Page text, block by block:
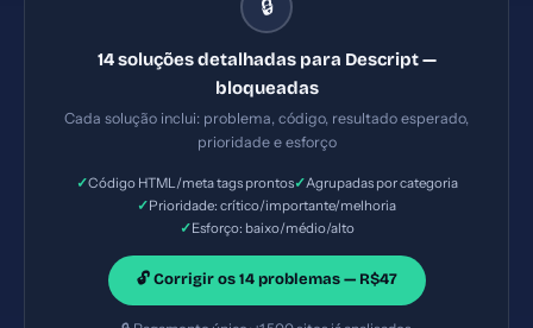
— Prioridade: Crítica — Esforço: Baixo — Seu site
(clickjacking). — Solução #6: Meta description com
177 caracteres (ideal: 120-160) — Prioridade:
Importante — Esforço: Baixo
🔒
14 soluções detalhadas para Descript —
bloqueadas
Cada solução inclui: problema, código, resultado esperado,
prioridade e esforço
✓Código HTML/meta tags prontos✓Agrupadas por categoria
✓Prioridade: crítico/importante/melhoria
✓Esforço: baixo/médio/alto
🔓 Corrigir os 14 problemas — R$47